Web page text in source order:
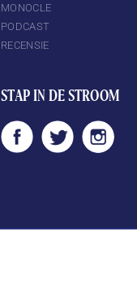
MONOCLE
PODCAST
RECENSIE
STAP IN DE STROOM